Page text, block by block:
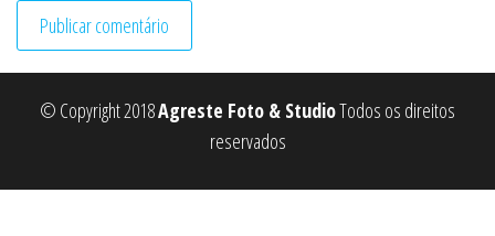
© Copyright 2018Agreste Foto & StudioTodos os direitos
reservados